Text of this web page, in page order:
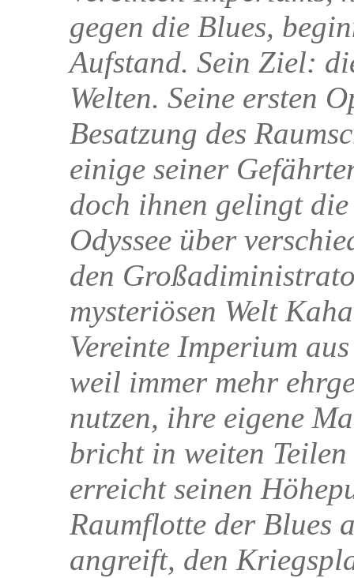
gegen die Blues,
Aufstand. Sein Ziel:
Welten. Seine ersten
Besatzung des
einige seiner
doch ihnen gelingt
Odyssee über
den
mysteriösen Welt
Vereinte Imperium
weil immer mehr
nutzen, ihre eigene
bricht in weiten
erreicht seinen
Raumflotte der Blues
angreift, den